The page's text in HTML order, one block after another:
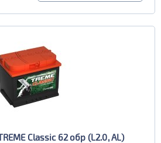
Classic 62 обр (L2.0, AL)